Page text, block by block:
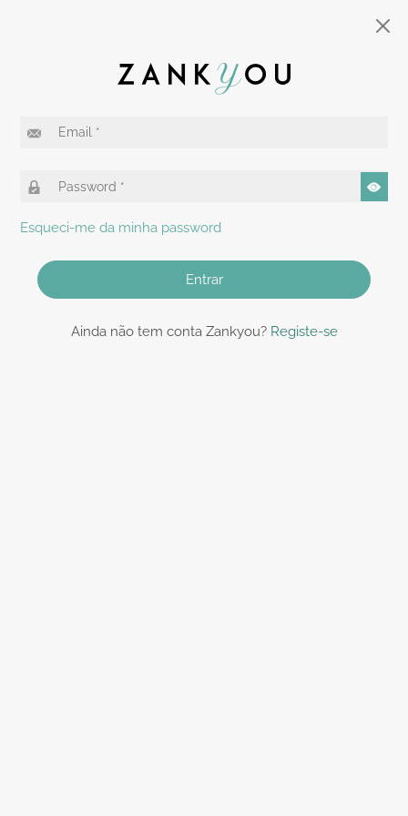
Esqueci-me da minha password
Entrar
Ainda não tem conta Zankyou? Registe-se